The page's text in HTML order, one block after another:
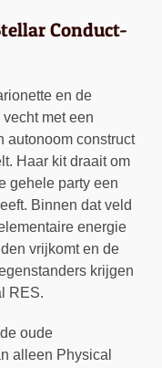
Conduct-
en de
met een
autonoom construct
Haar kit draait om
gehele party een
Binnen dat veld
energie
vrijkomt en de
krijgen
RES.
oude
alleen Physical